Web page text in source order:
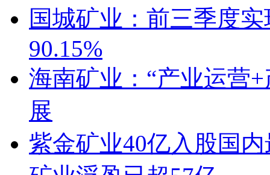
国城矿业：前三季度
90.15%
海南矿业：“产业运营
展
紫金矿业40亿入股国